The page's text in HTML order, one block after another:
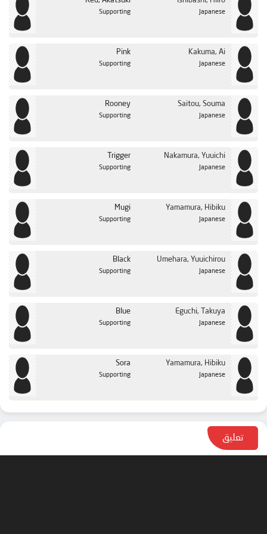
Supporting Japanese
Pink
Supporting
Kakuma, Ai
Japanese
Rooney
Supporting
Saitou, Souma
Japanese
Trigger
Supporting
Nakamura, Yuuichi
Japanese
Mugi
Supporting
Yamamura, Hibiku
Japanese
Black
Supporting
Umehara, Yuuichirou
Japanese
Blue
Supporting
Eguchi, Takuya
Japanese
Sora
Supporting
Yamamura, Hibiku
Japanese
تعليق